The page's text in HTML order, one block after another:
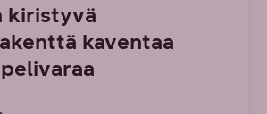
kiristyvä
kaventaa